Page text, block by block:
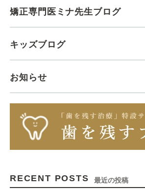
矯正専門医ミナ先生ブログ
キッズブログ
お知らせ
RECENT POSTS 最近の投稿